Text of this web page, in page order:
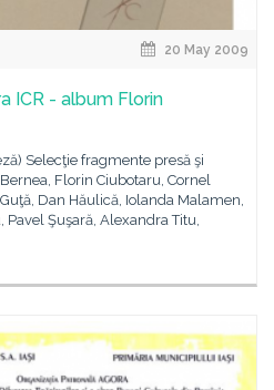
20 May 2009
ICR - album Florin
Selecţie fragmente presă şi
Florin Ciubotaru, Cornel
Dan Hăulică, Iolanda Malamen,
Şuşară, Alexandra Titu,